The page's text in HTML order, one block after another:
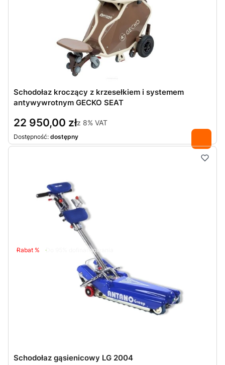
Schodołaz kroczący z krzesełkiem i systemem
antywywrotnym GECKO SEAT
22 950,00 złz 8% VAT
Dostępność: dostępny
Rabat % Do 95% dofinansowania
Schodołaz gąsienicowy LG 2004